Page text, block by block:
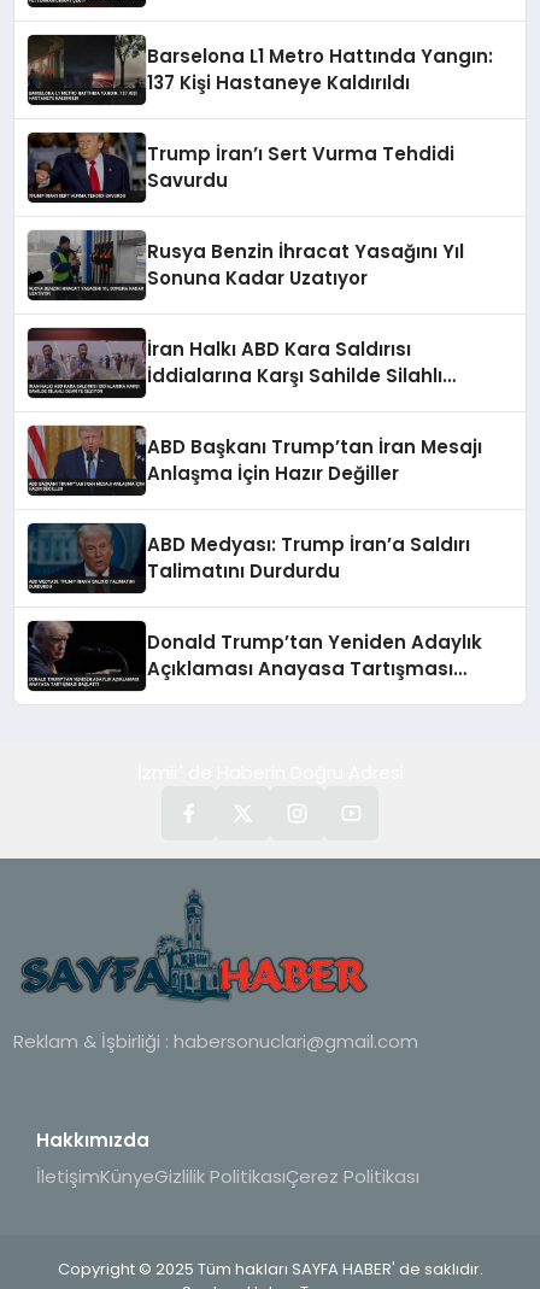
Barselona L1 Metro Hattında Yangın:
137 Kişi Hastaneye Kaldırıldı
Trump İran’ı Sert Vurma Tehdidi
Savurdu
Rusya Benzin İhracat Yasağını Yıl
Sonuna Kadar Uzatıyor
İran Halkı ABD Kara Saldırısı
İddialarına Karşı Sahilde Silahlı
ABD Başkanı Trump’tan İran Mesajı
Anlaşma İçin Hazır Değiller
ABD Medyası: Trump İran’a Saldırı
Talimatını Durdurdu
Donald Trump’tan Yeniden Adaylık
Açıklaması Anayasa Tartışması
Reklam & İşbirliği : habersonuclari@gmail.com
Hakkımızda
İletişimKünyeGizlilik PolitikasıÇerez Politikası
Copyright © 2025 Tüm hakları SAYFA HABER' de saklıdır.